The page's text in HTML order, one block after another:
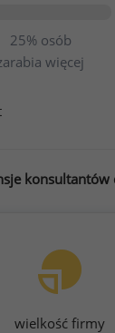
25% osób
więcej
wielkość firmy